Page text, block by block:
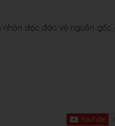
nhận độc đáo về nguồn gốc